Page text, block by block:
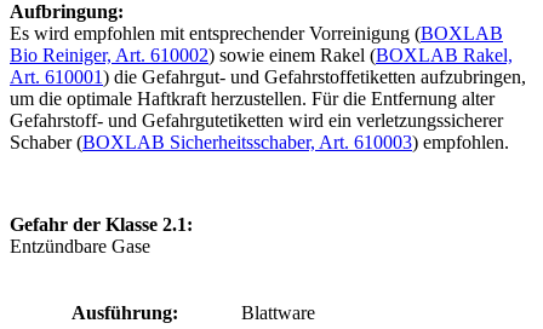
Aufbringung:
Es wird empfohlen mit entsprechender Vorreinigung (BOXLAB
Bio Reiniger, Art. 610002) sowie einem Rakel (BOXLAB Rakel,
Art. 610001) die Gefahrgut- und Gefahrstoffetiketten aufzubringen,
um die optimale Haftkraft herzustellen. Für die Entfernung alter
Gefahrstoff- und Gefahrgutetiketten wird ein verletzungssicherer
Schaber (BOXLAB Sicherheitsschaber, Art. 610003) empfohlen.
Gefahr der Klasse 2.1:
Entzündbare Gase
Ausführung:
Blattware